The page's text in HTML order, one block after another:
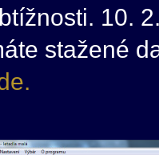
10.
stažené